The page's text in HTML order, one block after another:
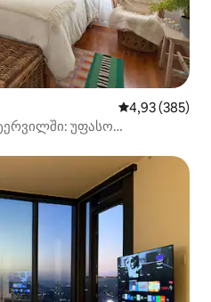
საშუალო
4,93 (385)
უფასო